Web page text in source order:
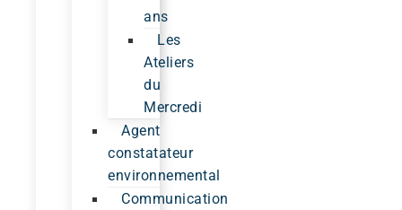
ans
Les
Ateliers
du
Mercredi
Agent
constatateur
environnemental
Communication